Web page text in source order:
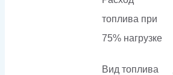
топлива при
75% нагрузке
Вид топлива